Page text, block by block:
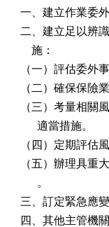
一、建立作業委
二、建立足以辨
    施：
（一）評估委外
（二）確保保險
（三）考量相關
      適當措施。
（四）定期評估
（五）辦理具重
      。
三、訂定緊急應
四、其他主管機